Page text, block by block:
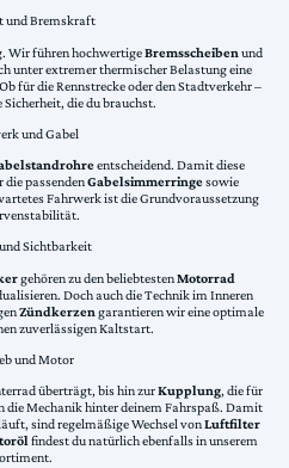
und Bremskraft
Wir führen hochwertigeBremsscheiben und
unter extremer thermischer Belastung eine
für die Rennstrecke oder den Stadtverkehr –
Sicherheit, die du brauchst.
und Gabel
entscheidend. Damit diese
passendenGabelsimmerringesowie
Fahrwerk ist die Grundvoraussetzung
Sichtbarkeit
gehören zu den beliebtestenMotorrad
Doch auch die Technik im Inneren
Zündkerzen garantieren wir eine optimale
zuverlässigen Kaltstart.
und Motor
überträgt, bis hin zurKupplung, die für
die Mechanik hinter deinem Fahrspaß. Damit
sind regelmäßige Wechsel vonLuftfilter
findest du natürlich ebenfalls in unserem